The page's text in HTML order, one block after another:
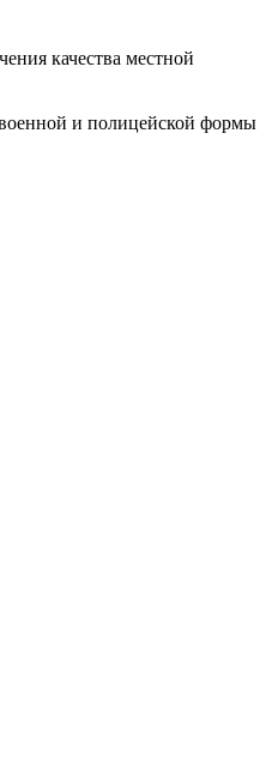
качества местной
военной и полицейской формы